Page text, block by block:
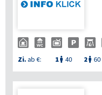
Zi.ab €: 1  40 2  60